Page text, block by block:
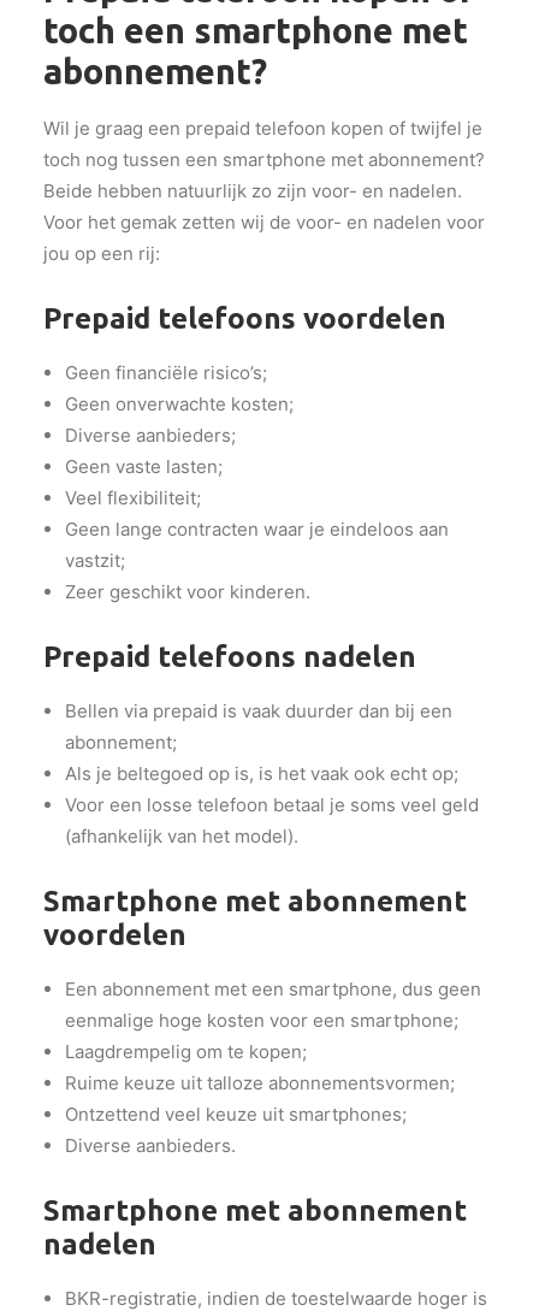
toch een smartphone met
abonnement?
Wil je graag een prepaid telefoon kopen of twijfel je
toch nog tussen een smartphone met abonnement?
Beide hebben natuurlijk zo zijn voor- en nadelen.
Voor het gemak zetten wij de voor- en nadelen voor
jou op een rij:
Prepaid telefoons voordelen
Geen financiële risico’s;
Geen onverwachte kosten;
Diverse aanbieders;
Geen vaste lasten;
Veel flexibiliteit;
Geen lange contracten waar je eindeloos aan
vastzit;
Zeer geschikt voor kinderen.
Prepaid telefoons nadelen
Bellen via prepaid is vaak duurder dan bij een
abonnement;
Als je beltegoed op is, is het vaak ook echt op;
Voor een losse telefoon betaal je soms veel geld
(afhankelijk van het model).
Smartphone met abonnement
voordelen
Een abonnement met een smartphone, dus geen
eenmalige hoge kosten voor een smartphone;
Laagdrempelig om te kopen;
Ruime keuze uit talloze abonnementsvormen;
Ontzettend veel keuze uit smartphones;
Diverse aanbieders.
Smartphone met abonnement
nadelen
BKR-registratie, indien de toestelwaarde hoger is